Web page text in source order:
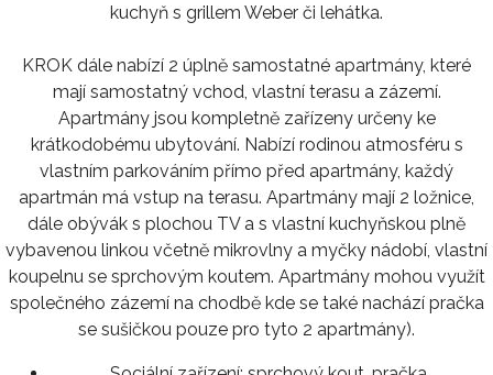
kuchyň s grillem Weber či lehátka.
KROK dále nabízí 2 úplně samostatné apartmány, které
mají samostatný vchod, vlastní terasu a zázemí.
Apartmány jsou kompletně zařízeny určeny ke
krátkodobému ubytování. Nabízí rodinou atmosféru s
vlastním parkováním přímo před apartmány, každý
apartmán má vstup na terasu. Apartmány mají 2 ložnice,
dále obývák s plochou TV a s vlastní kuchyňskou plně
vybavenou linkou včetně mikrovlny a myčky nádobí, vlastní
koupelnu se sprchovým koutem. Apartmány mohou využít
společného zázemí na chodbě kde se také nachází pračka
se sušičkou pouze pro tyto 2 apartmány).